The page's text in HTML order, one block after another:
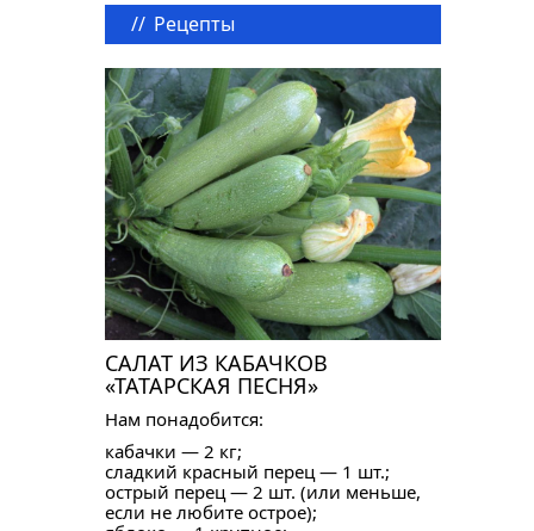
// Рецепты
САЛАТ ИЗ КАБАЧКОВ
«ТАТАРСКАЯ ПЕСНЯ»
Нам понадобится:
кабачки — 2 кг;
сладкий красный перец — 1 шт.;
острый перец — 2 шт. (или меньше,
если не любите острое);